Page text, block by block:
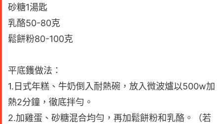
砂糖1湯匙
乳酪50-80克
鬆餅粉80-100克
平底鑊做法：
1.日式年糕、牛奶倒入耐熱碗，放入微波爐以500w加
熱2分鐘，徹底拌勻。
2.加雞蛋、砂糖混合均勻，再加鬆餅粉和乳酪。（若